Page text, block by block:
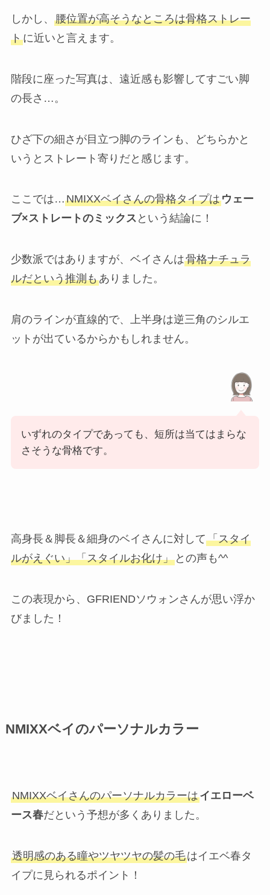
しかし、 腰位置が高そうなところは骨格ストレー
トに近いと言えます。
階段に座った写真は、遠近感も影響してすごい脚
の長さ…。
ひざ下の細さが目立つ脚のラインも、どちらかと
いうとストレート寄りだと感じます。
ここでは…NMIXXベイさんの骨格タイプはウェー
ブ×ストレートのミックス という結論に！
少数派ではありますが、ベイさんは骨格ナチュラ
ルだという推測もありました。
肩のラインが直線的で、上半身は逆三角のシルエ
ットが出ているからかもしれません。
いずれのタイプであっても、短所は当てはまらな
さそうな骨格です。
高身長＆脚長＆細身のベイさんに対して「スタイ
ルがえぐい」「スタイルお化け」との声も^^
この表現から、GFRIENDソウォンさんが思い浮か
びました！
NMIXXベイのパーソナルカラー
NMIXXベイさんのパーソナルカラーはイエローベ
ース春だという予想が多くありました。
透明感のある瞳やツヤツヤの髪の毛はイエベ春タ
イプに見られるポイント！